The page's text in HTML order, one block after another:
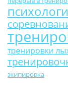
тренировки
экипировка